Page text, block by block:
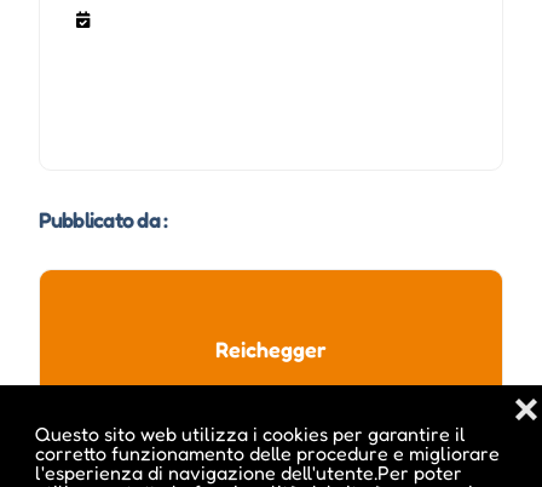
Questo sito web utilizza i cookies per garantire il
corretto funzionamento delle procedure e migliorare
l'esperienza di navigazione dell'utente.Per poter
❌
Pubblicato da :
Reichegger